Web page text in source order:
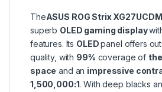
TheASUS ROG Strix
superb OLED gaming display
features. Its OLEDpanel offers
quality, with 99% coverage of
space and an impressive
1,500,000:1. With deep blacks